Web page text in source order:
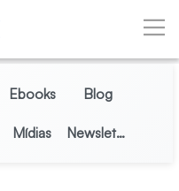
Ebooks Blog
Mídias Newsletter